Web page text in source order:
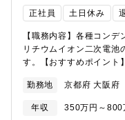
正社員 土日休み
【職務内容】各種コンデ
リチウムイオン二次電池
す。【おすすめポイント
等国内シェアNO.1製品
につき新工場も増築！■
す。また定年後も再雇用
勤務地 京都府 大阪府
年収 350万円～800